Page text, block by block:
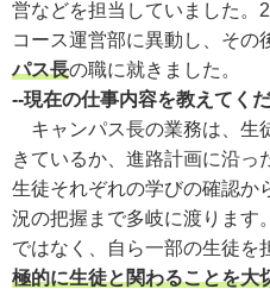
営などを担当していました。
コース運営部に異動し、その
パス長の職に就きました。
--現在の仕事内容を教えてくだ
キャンパス長の業務は、生
きているか、進路計画に沿っ
生徒それぞれの学びの確認か
況の把握まで多岐に渡ります
ではなく、自ら一部の生徒を
極的に生徒と関わることを大